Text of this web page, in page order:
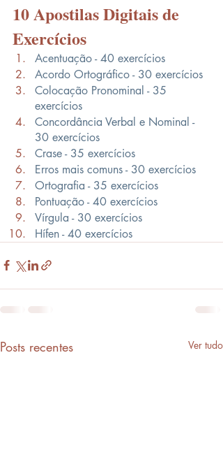
10 Apostilas Digitais de
Exercícios
Acentuação - 40 exercícios
Acordo Ortográfico - 30 exercícios
Colocação Pronominal - 35
exercícios
Concordância Verbal e Nominal -
30 exercícios
Crase - 35 exercícios
Erros mais comuns - 30 exercícios
Ortografia - 35 exercícios
Pontuação - 40 exercícios
Vírgula - 30 exercícios
Hífen - 40 exercícios
Posts recentes Ver tudo